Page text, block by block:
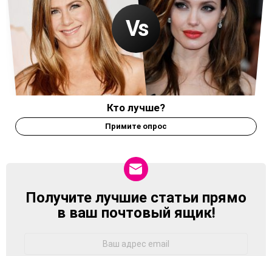
Кто лучше?
Примите опрос
NEWSLETTER
Получите лучшие статьи прямо
в ваш почтовый ящик!